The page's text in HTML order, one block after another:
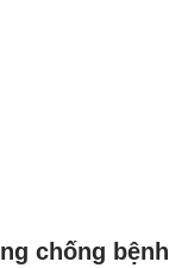
chống bệnh